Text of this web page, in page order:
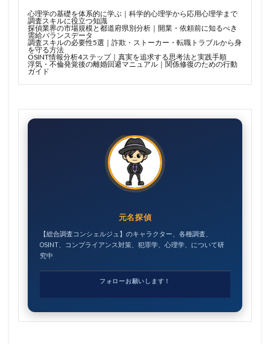
心理学の基礎を体系的に学ぶ｜科学的心理学から応用心理学まで
調査スキルに役立つ知識
探偵業界の市場規模と都道府県別分析｜開業・依頼前に知るべき
需給バランスデータ
調査スキルの必要性5選｜詐欺・ストーカー・転職トラブルから身
を守る方法
OSINT情報分析4ステップ｜真実を追求する思考法と実践手順
浮気・不倫発覚後の離婚回避マニュアル｜関係修復のための行動
ガイド
元名探偵
【総合調査コンシェルジュ】のキャラクター、各種調査、
OSINT、コンプライアンス対策、犯罪学、心理学、について研
究中
フォローお願いします！